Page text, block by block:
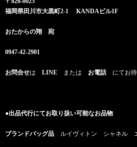
福岡県田川市大黒町2-1 KANDAビル1F
おたからの翔 宛
0947-42-2901
お問合せは LINE または お電話にてお待
●出品代行にてお取り扱い可能なお品物
ブランドバッグ品 ルイヴィトン シャネル